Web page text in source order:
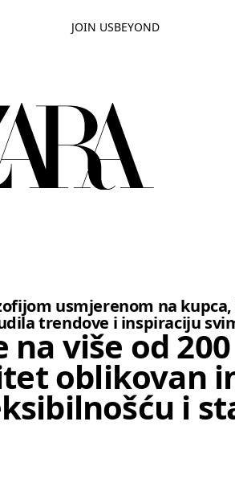
JOIN USBEYOND
leđa i nježnih tankih naramenica,
usmjerenom na
trendove i inspiraciju
više od
oblikovan
i